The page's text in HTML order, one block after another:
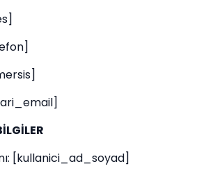
[kullanici_ad_soyad]